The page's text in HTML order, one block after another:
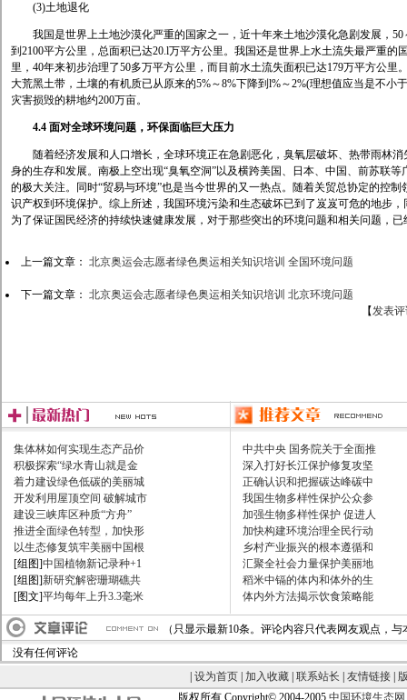
(3)土地退化
我国是世界上土地沙漠化严重的国家之一，近十年来土地沙漠化急剧发展，50
到2100平方公里，总面积已达20.l万平方公里。我国还是世界上水土流失最严重的
里，40年来初步治理了50多万平方公里，而目前水土流失面积已达179万平方公
大荒黑土带，土壤的有机质已从原来的5%～8%下降到l%～2%(理想值应当是不小
灾害损毁的耕地约200万亩。
4.4 面对全球环境问题，环保面临巨大压力
随着经济发展和人口增长，全球环境正在急剧恶化，臭氧层破坏、热带雨林消
身的生存和发展。南极上空出现“臭氧空洞”以及横跨美国、日本、中国、前苏联
的极大关注。同时“贸易与环境”也是当今世界的又一热点。随着关贸总协定的控
识产权到环境保护。综上所述，我国环境污染和生态破坏已到了岌岌可危的地步
为了保证国民经济的持续快速健康发展，对于那些突出的环境问题和相关问题，
上一篇文章： 北京奥运会志愿者绿色奥运相关知识培训 全国环境问题
下一篇文章： 北京奥运会志愿者绿色奥运相关知识培训 北京环境问题
【发表
集体林如何实现生态产品价
积极探索“绿水青山就是金
着力建设绿色低碳的美丽城
开发利用屋顶空间 破解城市
建设三峡库区种质“方舟”
推进全面绿色转型，加快形
以生态修复筑牢美丽中国根
[组图]中国植物新记录种+1
[组图]新研究解密珊瑚礁共
[图文]平均每年上升3.3毫米
中共中央 国务院关于全面推
深入打好长江保护修复攻坚
正确认识和把握碳达峰碳中
我国生物多样性保护公众参
加强生物多样性保护 促进人
加快构建环境治理全民行动
乡村产业振兴的根本遵循和
汇聚全社会力量保护美丽地
稻米中镉的体内和体外的生
体内外方法揭示饮食策略能
（只显示最新10条。评论内容只代表网友观点，
没有任何评论
|设为首页 |加入收藏 |联系站长 |友情链接
版权所有 Copyright© 2004-2005 中国环境生态网